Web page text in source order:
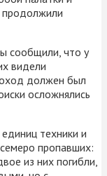
продолжили
сообщили, что у
видели
должен был
осложнялись
техники и
пропавших:
из них погибли,